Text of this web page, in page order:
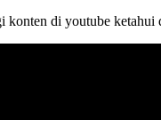
konten di youtube